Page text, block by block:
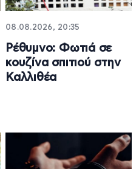
08.08.2026, 20:35
Ρέθυμνο: Φωτιά σε
κουζίνα σπιτιού στην
Καλλιθέα